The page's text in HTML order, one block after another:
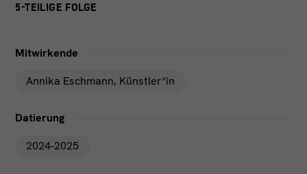
5-TEILIGE FOLGE
Mitwirkende
Annika Eschmann, Künstler*in
Datierung
2024-2025